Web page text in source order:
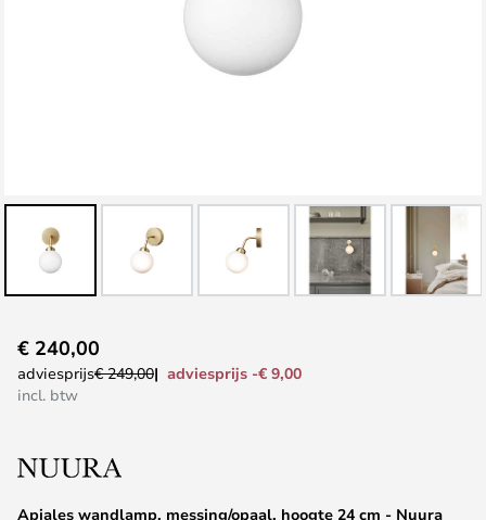
naar
het
de
Apiales wandlamp, messing/opaal, hoogte 24 cm - Nuura
€ 240,00
adviesprijs€ 249,00
adviesprijs -€ 9,00
incl. btw